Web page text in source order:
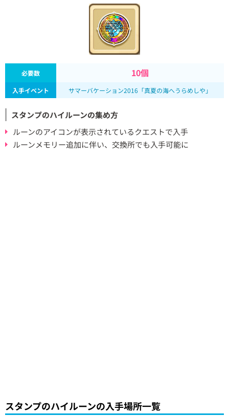
必要数 10個
入手イベント サマーバケーション2016「真夏の海へうらめしや」
スタンプのハイルーンの集め方
ルーンのアイコンが表示されているクエストで入手
ルーンメモリー追加に伴い、交換所でも入手可能に
スタンプのハイルーンの入手場所一覧